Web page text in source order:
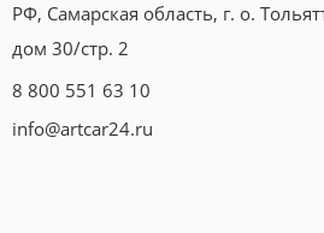
РФ, Самарская область, г. о.
дом 30/стр. 2
8 800 551 63 10
info@artcar24.ru